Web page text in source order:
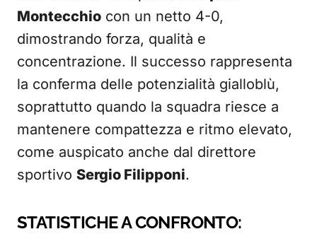
Montecchio con un netto 4-0,
dimostrando forza, qualità e
concentrazione. Il successo rappresenta
la conferma delle potenzialità gialloblù,
soprattutto quando la squadra riesce a
mantenere compattezza e ritmo elevato,
come auspicato anche dal direttore
sportivo Sergio Filipponi.
STATISTICHE A CONFRONTO: